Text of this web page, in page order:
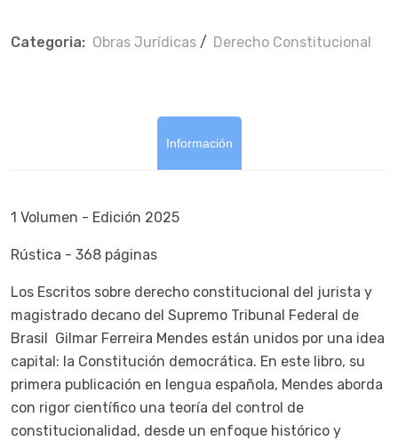
Categoria: Obras Jurí­dicas / Derecho Constitucional
Información
1 Volumen - Edición 2025
Rústica - 368 páginas
Los Escritos sobre derecho constitucional del jurista y
magistrado decano del Supremo Tribunal Federal de
Brasil Gilmar Ferreira Mendes están unidos por una idea
capital: la Constitución democrática. En este libro, su
primera publicación en lengua española, Mendes aborda
con rigor científico una teoría del control de
constitucionalidad, desde un enfoque histórico y